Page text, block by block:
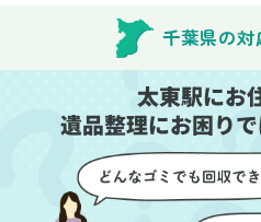
んが手際よく片付けてく
れたので、部屋が驚くほ
どスッキリしました。自
分では手が回らなかった
場所も含め、プロの力を
実感しました。
特に、物が散乱していた
部屋の整理や、細かなア
イテムの仕分けを迅速か
千葉県の対
太東駅にお
遺品整理にお困り